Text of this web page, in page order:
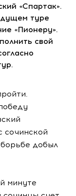
«Спартак».
туре
«Пионеру».
свой
сочинской
добыл
минуте